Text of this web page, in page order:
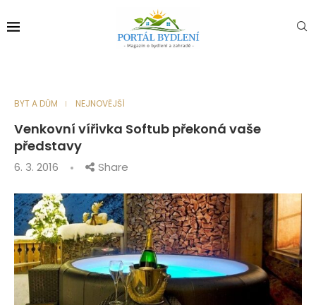
BYT A DŮM NEJNOVĚJŠÍ
Venkovní vířivka Softub překoná vaše
představy
6. 3. 2016 Share